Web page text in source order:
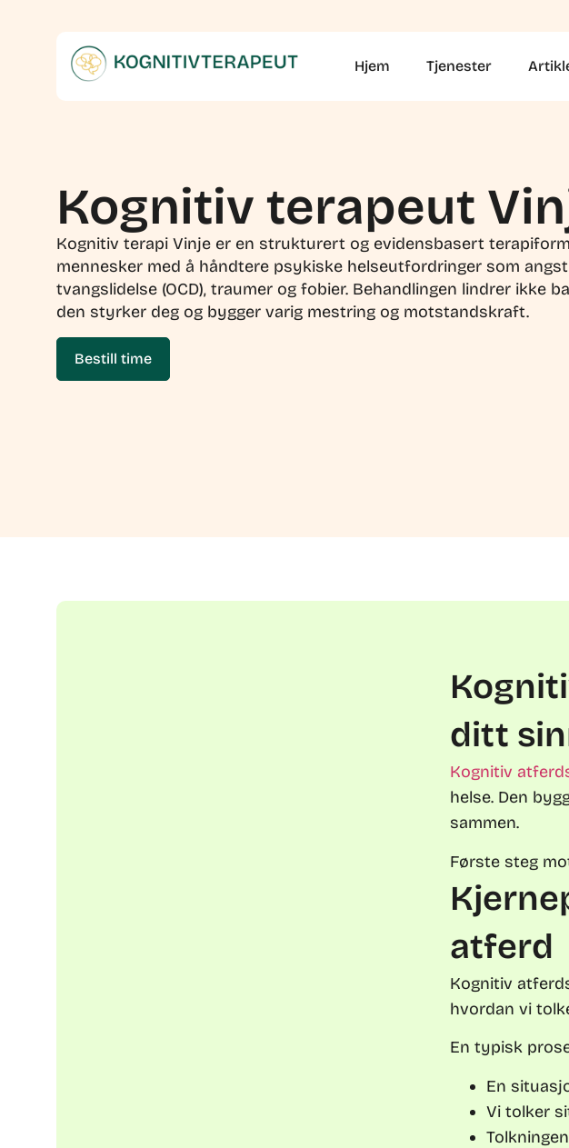
Hjem Tjenester
Kognitiv terapeut
Kognitiv terapi Vinje er en strukturert og evidensbasert
mennesker med å håndtere psykiske helseutfordringer som
tvangslidelse (OCD), traumer og fobier. Behandlingen lindrer ikke
den styrker deg og bygger varig mestring og motstandskraft.
Bestill time
ditt
Kognitiv
helse. Den
sammen.
Første steg
atferd
Kognitiv
hvordan vi
En typisk
En
Vi tolker